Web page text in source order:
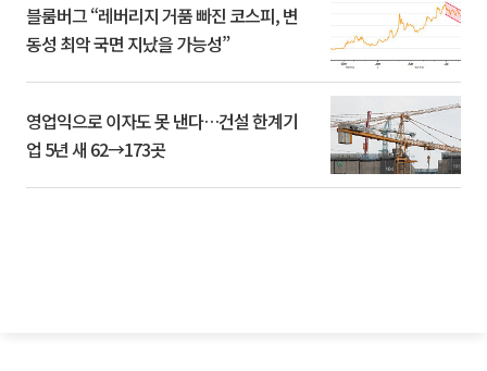
블룸버그 “레버리지 거품 빠진 코스피, 변
동성 최악 국면 지났을 가능성”
영업익으로 이자도 못 낸다…건설 한계기
업 5년 새 62→173곳